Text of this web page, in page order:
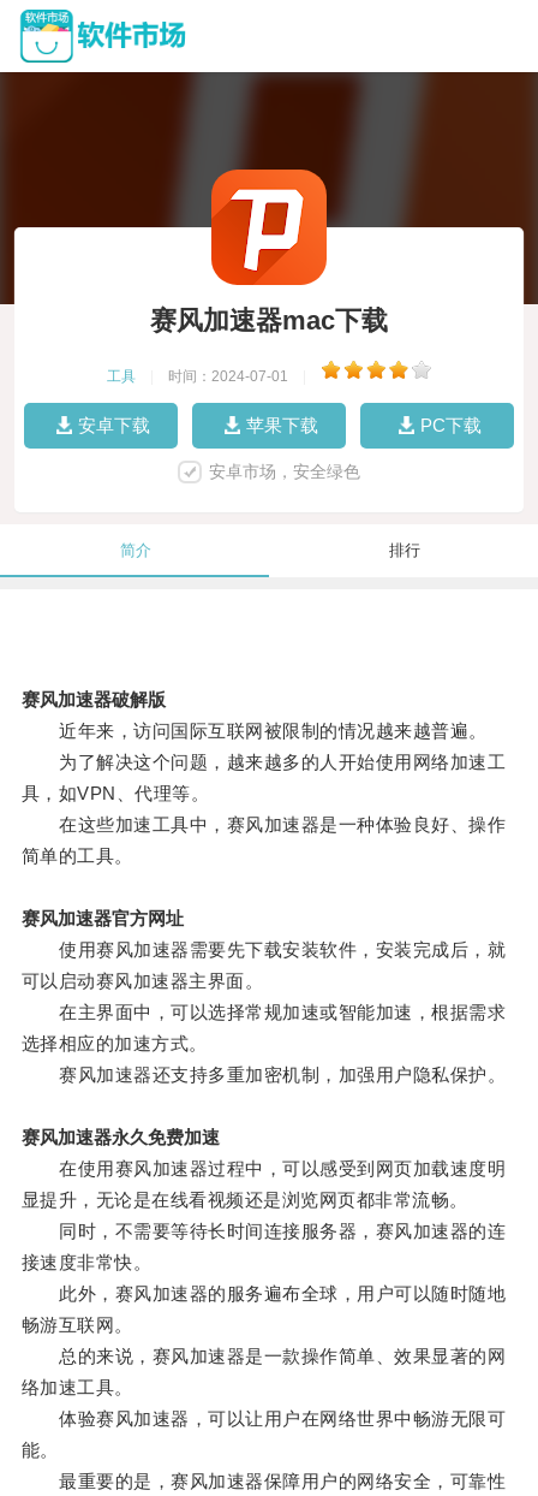
赛风加速器mac下载
工具 时间：2024-07-01
安卓下载 苹果下载 PC下载
安卓市场，安全绿色
简介 排行
赛风加速器破解版
近年来，访问国际互联网被限制的情况越来越普遍。
为了解决这个问题，越来越多的人开始使用网络加速工
具，如VPN、代理等。
在这些加速工具中，赛风加速器是一种体验良好、操作
简单的工具。
赛风加速器官方网址
使用赛风加速器需要先下载安装软件，安装完成后，就
可以启动赛风加速器主界面。
在主界面中，可以选择常规加速或智能加速，根据需求
选择相应的加速方式。
赛风加速器还支持多重加密机制，加强用户隐私保护。
赛风加速器永久免费加速
在使用赛风加速器过程中，可以感受到网页加载速度明
显提升，无论是在线看视频还是浏览网页都非常流畅。
同时，不需要等待长时间连接服务器，赛风加速器的连
接速度非常快。
此外，赛风加速器的服务遍布全球，用户可以随时随地
畅游互联网。
总的来说，赛风加速器是一款操作简单、效果显著的网
络加速工具。
体验赛风加速器，可以让用户在网络世界中畅游无限可
能。
最重要的是，赛风加速器保障用户的网络安全，可靠性